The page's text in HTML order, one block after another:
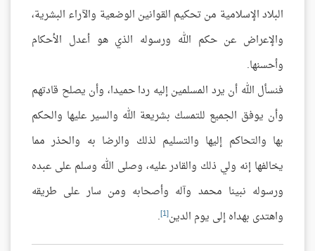
البلاد الإسلامية من تحكيم القوانين الوضعية والآراء البشرية،
والإعراض عن حكم الله ورسوله الذي هو أعدل الأحكام
وأحسنها.
فنسأل الله أن يرد المسلمين إليه ردا حميدا، وأن يصلح قادتهم
وأن يوفق الجميع للتمسك بشريعة الله والسير عليها والحكم
بها والتحاكم إليها والتسليم لذلك والرضا به والحذر مما
يخالفها إنه ولي ذلك والقادر عليه، وصلى الله وسلم على عبده
ورسوله نبينا محمد وآله وأصحابه ومن سار على طريقه
واهتدى بهداه إلى يوم الدين[1]
.